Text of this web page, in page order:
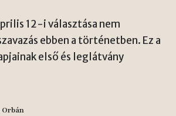
12-i választása nem
ebben a történetben. Ez a
első és leglátvány